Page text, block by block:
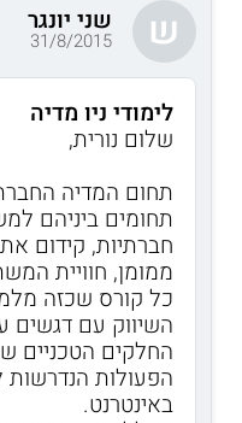
ש שני יונגר
31/8/2015
לימודי ניו מדיה
שלום נורית,
תחום המדיה
תחומים ביניהם
חברתיות, קידום
ממומן, חוויית
כל קורס שכזה
השיווק עם דגשים
החלקים הטכניים
הפעולות הנדרשות
באינטרנט.